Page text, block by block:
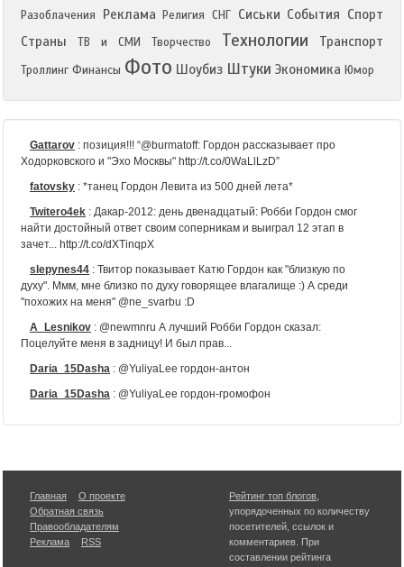
Разоблачения
Реклама Религия СНГ Сиськи События Спорт
Страны
ТВ и СМИ Творчество Технологии Транспорт
Троллинг Финансы Фото Шоубиз Штуки Экономика Юмор
Gattarov : позиция!!! “@burmatoff: Гордон рассказывает про
Ходорковского и "Эхо Москвы" http://t.co/0WaLlLzD”
fatovsky : *танец Гордон Левита из 500 дней лета*
Twitero4ek : Дакар-2012: день двенадцатый: Робби Гордон смог
найти достойный ответ своим соперникам и выиграл 12 этап в
зачет... http://t.co/dXTinqpX
slepynes44 : Твитор показывает Катю Гордон как "близкую по
духу". Ммм, мне близко по духу говорящее влагалище :) А среди
"похожих на меня" @ne_svarbu :D
A_Lesnikov : @newmnru А лучший Робби Гордон сказал:
Поцелуйте меня в задницу! И был прав...
Daria_15Dasha : @YuliyaLee гордон-антон
Daria_15Dasha : @YuliyaLee гордон-громофон
YuliyaLee:@Daria гордон-глистофон
Daria_15Dasha:@YuliyaLee гордон-саксофон
YuliyaLee:@Daria_ Гордон-Лисогон
Daria_15Dasha
@YuliyaLee гордон-фасон
Главная
О проекте
Обратная связь
Правообладателям
Реклама
RSS
Рейтинг топ блогов
упорядоченных по количеству
посетителей, ссылок и
комментариев. При
составлении рейтинга